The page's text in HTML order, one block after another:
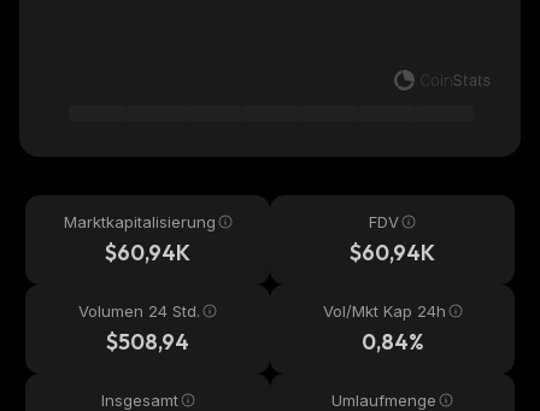
Marktkapitalisierung
$60,94K
FDV
$60,94K
Volumen 24 Std.
$508,94
Vol/Mkt Kap 24h
0,84%
Insgesamt Umlaufmenge